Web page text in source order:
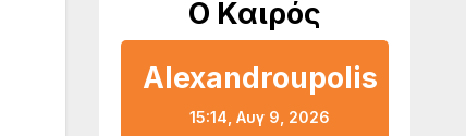
Ο Καιρός
Alexandroupolis
15:14, Αυγ 9, 2026